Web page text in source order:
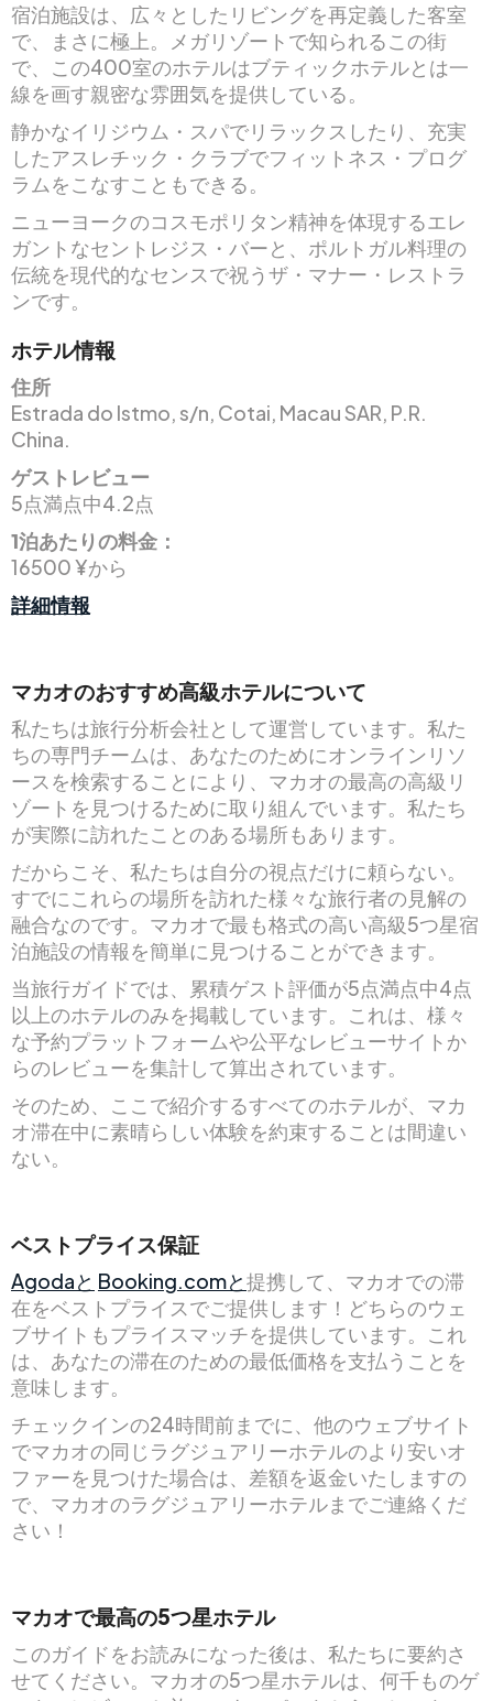
宿泊施設は、広々としたリビングを再定義した客室
で、まさに極上。メガリゾートで知られるこの街
で、この400室のホテルはブティックホテルとは一
線を画す親密な雰囲気を提供している。
静かなイリジウム・スパでリラックスしたり、充実
したアスレチック・クラブでフィットネス・プログ
ラムをこなすこともできる。
ニューヨークのコスモポリタン精神を体現するエレ
ガントなセントレジス・バーと、ポルトガル料理の
伝統を現代的なセンスで祝うザ・マナー・レストラ
ンです。
ホテル情報
住所
Estrada do Istmo, s/n, Cotai, Macau SAR, P.R.
China.
ゲストレビュー
5点満点中4.2点
1泊あたりの料金：
16500 ¥から
詳細情報
マカオのおすすめ高級ホテルについて
私たちは旅行分析会社として運営しています。私た
ちの専門チームは、あなたのためにオンラインリソ
ースを検索することにより、マカオの最高の高級リ
ゾートを見つけるために取り組んでいます。私たち
が実際に訪れたことのある場所もあります。
だからこそ、私たちは自分の視点だけに頼らない。
すでにこれらの場所を訪れた様々な旅行者の見解の
融合なのです。マカオで最も格式の高い高級5つ星宿
泊施設の情報を簡単に見つけることができます。
当旅行ガイドでは、累積ゲスト評価が5点満点中4点
以上のホテルのみを掲載しています。これは、様々
な予約プラットフォームや公平なレビューサイトか
らのレビューを集計して算出されています。
そのため、ここで紹介するすべてのホテルが、マカ
オ滞在中に素晴らしい体験を約束することは間違い
ない。
ベストプライス保証
Agodaと Booking.comと提携して、マカオでの滞
在をベストプライスでご提供します！どちらのウェ
ブサイトもプライスマッチを提供しています。これ
は、あなたの滞在のための最低価格を支払うことを
意味します。
チェックインの24時間前までに、他のウェブサイト
でマカオの同じラグジュアリーホテルのより安いオ
ファーを見つけた場合は、差額を返金いたしますの
で、マカオのラグジュアリーホテルまでご連絡くだ
さい！
マカオで最高の5つ星ホテル
このガイドをお読みになった後は、私たちに要約さ
せてください。マカオの5つ星ホテルは、何千ものゲ